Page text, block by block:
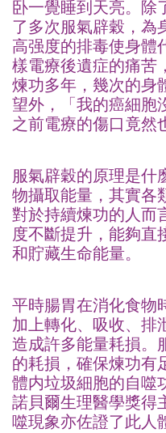
卧一覺睡到天亮。除
了多次服氣辟穀，為
高强度的排毒使身體
樣電療後遺症的痛苦
煉功多年，幾次的身
望外，「我的癌細胞
之前電療的傷口竟然
服氣辟穀的原理是什
物攝取能量，其實各
對於持續煉功的人而
度不斷提升，能夠直
和貯藏生命能量。
平時腸胃在消化食物
加上轉化、吸收、排
造成許多能量耗損。
的耗損，確保煉功有
體内垃圾細胞的自噬
諾貝爾生理醫學獎得
噬現象亦佐證了此人